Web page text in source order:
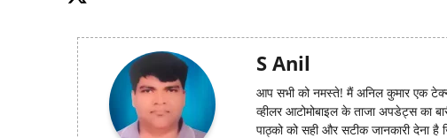
S Anil
आप सभी को नमस्ते! मैं अनिल कुमार एक
व्हीलर आटोमोबाइल के ताजा अपडेट्स का
पाठ्को को सही और सटीक जानकारी देना